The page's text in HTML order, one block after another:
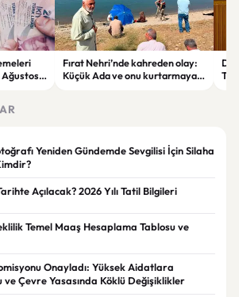
Ağustos
Fırat Nehri’nde kahreden olay:
Küçük Ada ve onu kurtarmaya
Yeniden Gündemde Sevgilisi İçin Silaha
Açılacak? 2026 Yılı Tatil Bilgileri
Temel Maaş Hesaplama Tablosu ve
Onayladı: Yüksek Aidatlara
ve Çevre Yasasında Köklü Değişiklikler